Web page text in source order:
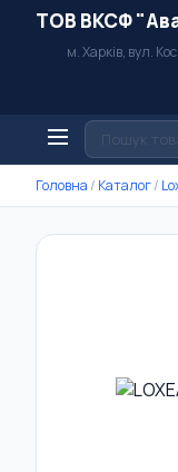
ТОВ ВКСФ
м. Харків, вул.
Головна / Каталог/